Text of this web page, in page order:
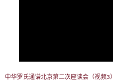
中华罗氏通谱北京第二次座谈会（视频3）